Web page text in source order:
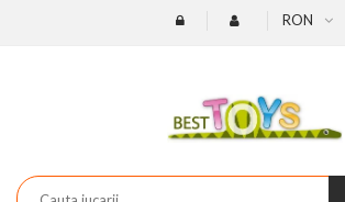
RON